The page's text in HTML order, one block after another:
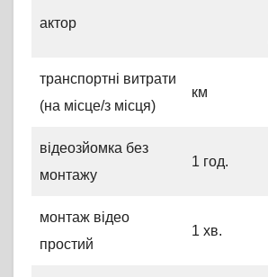
актор
транспортні витрати
(на місце/з місця)
км
відеозйомка без
монтажу
1 год.
монтаж відео
простий
1 хв.